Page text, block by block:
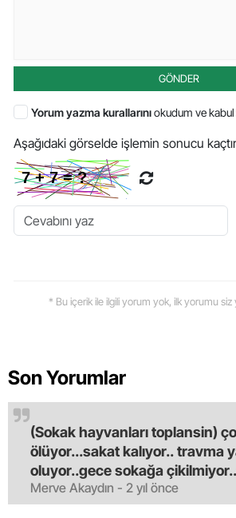
GÖNDER
Yorum yazma kurallarınıokudum ve
Aşağıdaki görselde işlemin sonucu
* Bu içerik ile ilgili yorum yok, ilk yorumu siz
Son Yorumlar
Merve Akaydın - 2 yıl önce
(Sokak hayvanları toplansin)
ölüyor...sakat kalıyor.. travma
oluyor..gece sokağa
saciyorlar.araba ve taksi
gldemiyoruz.artik